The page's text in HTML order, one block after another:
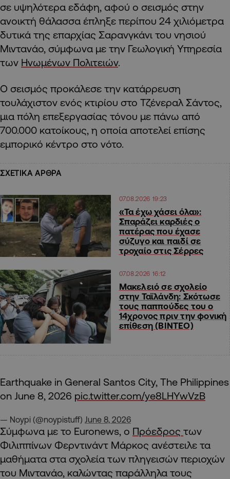
σε υψηλότερα εδάφη, αφού ο σεισμός στην
ανοικτή θάλασσα έπληξε περίπου 24 χιλιόμετρα
δυτικά της επαρχίας Σαρανγκάνι του νησιού
Μιντανάο, σύμφωνα με την Γεωλογική Υπηρεσία
των Ηνωμένων Πολιτειών.
Ο σεισμός προκάλεσε την κατάρρευση
τουλάχιστον ενός κτιρίου στο Τζένεραλ Σάντος,
μια πόλη επεξεργασίας τόνου με πάνω από
700.000 κατοίκους, η οποία αποτελεί επίσης
εμπορικό κέντρο στο νότο.
ΣΧΕΤΙΚΑ ΑΡΘΡΑ
07.08.2026 19:23
«Τα έχω χάσει όλα»:
Σπαράζει καρδιές ο
πατέρας που έχασε
σύζυγο και παιδί σε
τροχαίο στις Σέρρες
07.08.2026 16:12
Μακελειό σε σχολείο
στην Ταϊλάνδη: Σκότωσε
τους παππούδες του ο
14χρονος πριν την φονική
επίθεση (ΒΙΝΤΕΟ)
Earthquake in General Santos City, The Philippines
on June 8, 2026 pic.twitter.com/ye8LHYwVzB
— Noypi (@noypistuff) June 8, 2026
Σύμφωνα με το Euronews, ο Πρόεδρος των
Φιλιππίνων Φερντινάντ Μάρκος ανέστειλε τα
μαθήματα στα σχολεία των πληγεισών περιοχών
του Μιντανάο, καλώντας παράλληλα τους